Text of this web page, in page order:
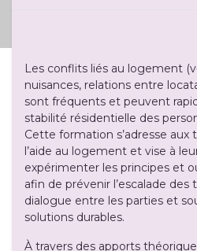
Les conflits liés au logement
nuisances, relations entre
sont fréquents et peuvent
stabilité résidentielle des
Cette formation s’adresse aux
l’aide au logement et vise à
expérimenter les principes et
afin de prévenir l’escalade des
dialogue entre les parties et
solutions durables.
À travers des apports